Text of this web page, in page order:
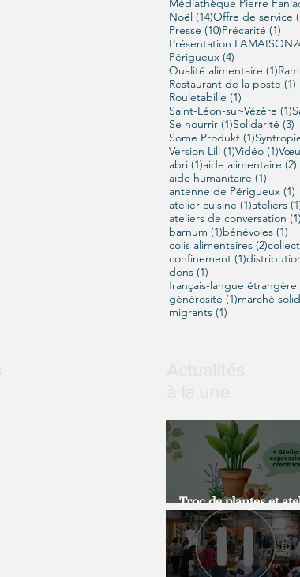
Médiathèque Pierre
Noël (14)14 posts
Offre de service
Presse (10)10 posts
Précarité (1)
Présentation
Périgueux (4)
Qualité alimentaire (1)1
Restaurant de la poste (1)
Rouletabille (1)
Saint-Léon-sur-Vézère (1)
Se nourrir (1)1 post
Solidarité (3)
Some Produkt (1)1 post
Version Lili (1)1 post
Vidéo (1)1
abri (1)1 post
aide alimentaire (2)
aide humanitaire (1)
antenne de Périgueux (1)
atelier cuisine (1)1 post
ateliers
ateliers de conversation (1)
barnum (1)1 post
bénévoles (1)
colis alimentaires (2)2
confinement (1)1 post
dons (1)
français-langue étrangère
générosité (1)1 post
marché
migrants (1)
Troc de plantes et
expression